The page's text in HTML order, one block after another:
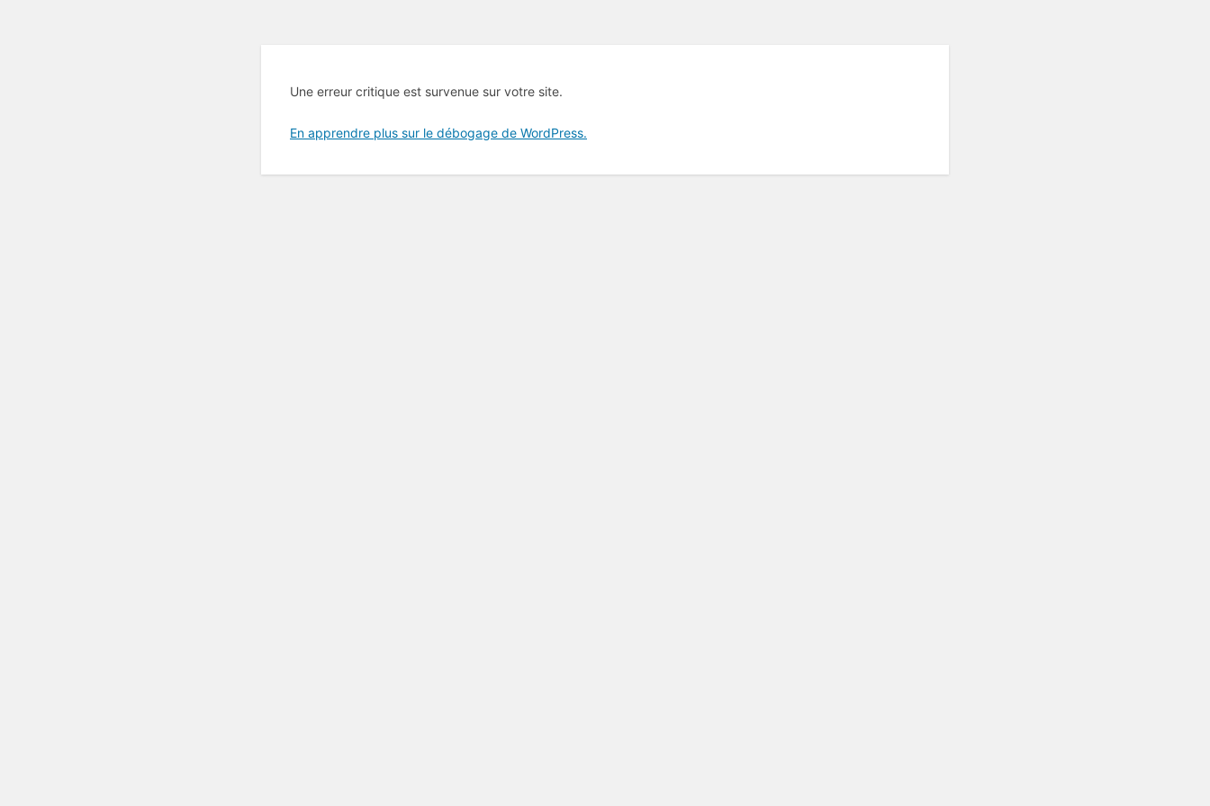
Une erreur critique est survenue sur votre site.
En apprendre plus sur le débogage de WordPress.